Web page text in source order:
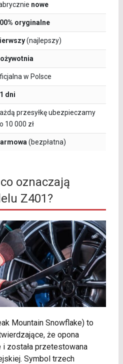
nowe
oryginalne
(najlepszy)
w Polsce
dni
przesyłkę ubezpieczamy
10 000 zł
(bezpłatna)
oznaczają
Z401?
Mountain Snowflake) to
że opona
została przetestowana
Symbol trzech